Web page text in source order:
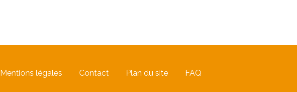
Mentions légales Contact Plan du site FAQ